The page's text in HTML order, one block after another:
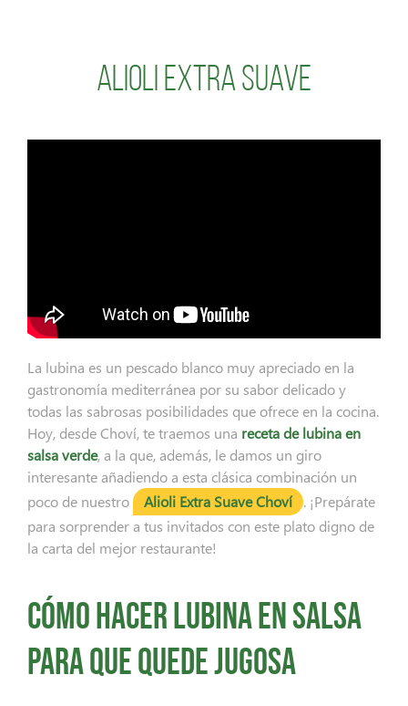
Alioli Extra Suave
La lubina es un pescado blanco muy apreciado en la
gastronomía mediterránea por su sabor delicado y
todas las sabrosas posibilidades que ofrece en la cocina.
Hoy, desde Choví, te traemos una receta de lubina en
salsa verde, a la que, además, le damos un giro
interesante añadiendo a esta clásica combinación un
poco de nuestro
Alioli Extra Suave Choví
. ¡Prepárate
para sorprender a tus invitados con este plato digno de
la carta del mejor restaurante!
Cómo hacer lubina en salsa
para que quede jugosa